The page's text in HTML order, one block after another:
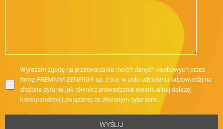
Wyrażam zgodę na przetwarzanie moich danych osobowych przez
firmę PREMIUM ZENERGY sp. z o.o. w celu udzielenia odpowiedzi na
złożone pytanie jak również prowadzenie ewentualnej dalszej
korespondencji związanej ze złożonym pytaniem.
WYŚLIJ